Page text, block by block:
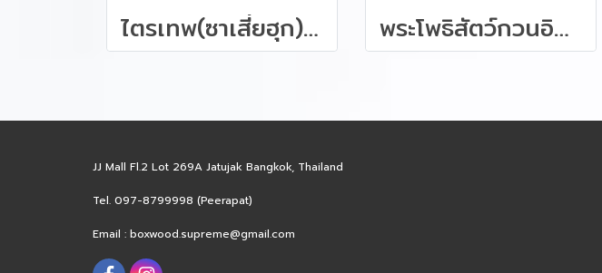
ไตรเทพ(ซาเสี่ยฮุก) ไม้หอมฮิโนกิ ขนาด 57 ซม. พระโพธิสัตว์กวนอิม “ปางสมาธิ" : ไม้หอมการบูร 50 ซม.
JJ Mall Fl.2 Lot 269A Jatujak Bangkok, Thailand
Tel. 097-8799998 (Peerapat)
Email : boxwood.supreme@gmail.com